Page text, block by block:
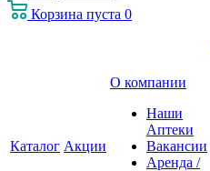
Корзина пуста 0
Каталог Акции
О компании
Наши
Аптеки
Вакансии
Аренда /